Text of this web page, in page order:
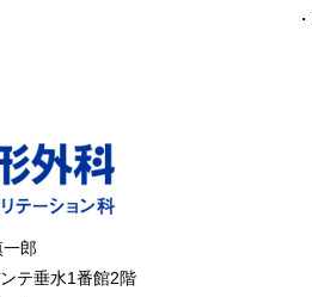
郎
テ垂水1番館2階